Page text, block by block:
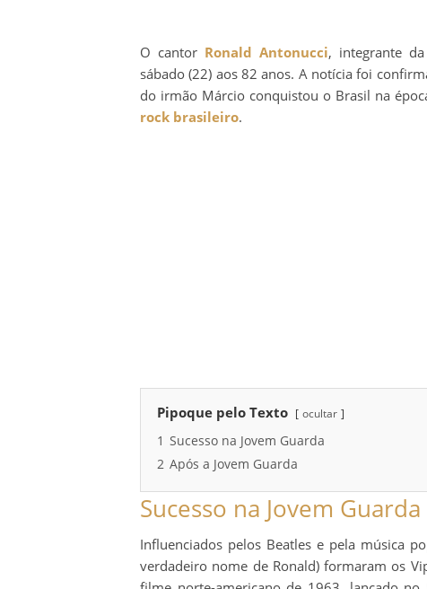
O cantor Ronald Antonucci, integrante
sábado (22) aos 82 anos. A notícia foi
do irmão Márcio conquistou o Brasil na
rock brasileiro.
Pipoque pelo Texto ocultar
1 Sucesso na Jovem Guarda
2 Após a Jovem Guarda
Sucesso na Jovem Guarda
Influenciados pelos Beatles e pela música
verdadeiro nome de Ronald) formaram os